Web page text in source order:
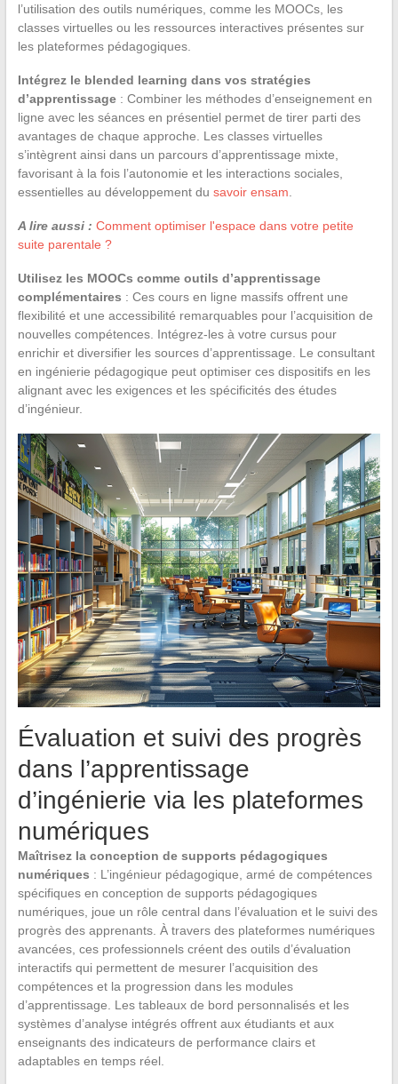
l’utilisation des outils numériques, comme les MOOCs, les
classes virtuelles ou les ressources interactives présentes sur
les plateformes pédagogiques.
Intégrez le blended learning dans vos stratégies
d’apprentissage: Combiner les méthodes d’enseignement en
ligne avec les séances en présentiel permet de tirer parti des
avantages de chaque approche. Les classes virtuelles
s’intègrent ainsi dans un parcours d’apprentissage mixte,
favorisant à la fois l’autonomie et les interactions sociales,
essentielles au développement du savoir ensam
A lire aussi : Comment optimiser l'espace dans votre petite
suite parentale ?
Utilisez les MOOCs comme outils d’apprentissage
complémentaires : Ces cours en ligne massifs offrent une
flexibilité et une accessibilité remarquables pour l’acquisition de
nouvelles compétences. Intégrez-les à votre cursus pour
enrichir et diversifier les sources d’apprentissage. Le consultant
en ingénierie pédagogique peut optimiser ces dispositifs en les
alignant avec les exigences et les spécificités des études
d’ingénieur.
Évaluation et suivi des progrès
dans l’apprentissage
d’ingénierie via les plateformes
numériques
Maîtrisez la conception de supports pédagogiques
numériques : L’ingénieur pédagogique, armé de compétences
spécifiques en conception de supports pédagogiques
numériques, joue un rôle central dans l’évaluation et le suivi des
progrès des apprenants. À travers des plateformes numériques
avancées, ces professionnels créent des outils d’évaluation
interactifs qui permettent de mesurer l’acquisition des
compétences et la progression dans les modules
d’apprentissage. Les tableaux de bord personnalisés et les
systèmes d’analyse intégrés offrent aux étudiants et aux
enseignants des indicateurs de performance clairs et
adaptables en temps réel.